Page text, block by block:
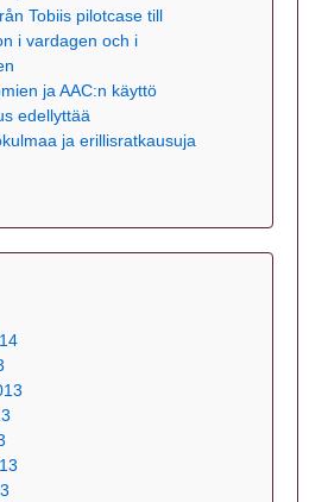
Tobiis pilotcase till
i vardagen och i
ja AAC:n käyttö
edellyttää
ja erillisratkausuja